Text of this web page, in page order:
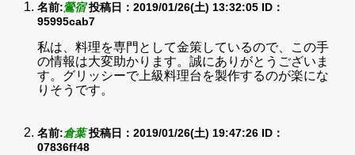
名前:鶯宿 投稿日：2019/01/26(土) 13:32:05 ID：
95995cab7
私は、料理を専門として金策しているので、この手
の情報は大変助かります。誠にありがとうございま
す。グリッシーで上級料理台を製作するのが楽にな
りそうです。
名前:倉葉 投稿日：2019/01/26(土) 19:47:26 ID：
07836ff48